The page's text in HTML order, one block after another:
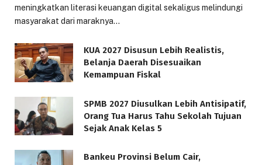
meningkatkan literasi keuangan digital sekaligus melindungi
masyarakat dari maraknya…
KUA 2027 Disusun Lebih Realistis,
Belanja Daerah Disesuaikan
Kemampuan Fiskal
SPMB 2027 Diusulkan Lebih Antisipatif,
Orang Tua Harus Tahu Sekolah Tujuan
Sejak Anak Kelas 5
Bankeu Provinsi Belum Cair,